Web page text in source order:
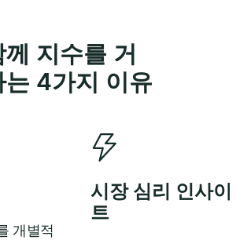
지수를 거
는 4가지 이유
개별적
시장 심리 인사이
트